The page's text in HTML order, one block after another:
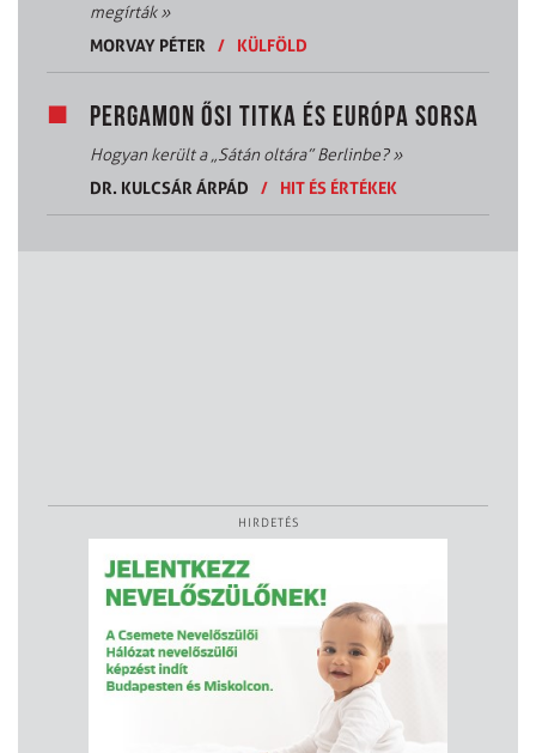
megírták»
MORVAY PÉTER
/ KÜLFÖLD
PERGAMON ŐSI TITKA ÉS EURÓPA SORSA
Hogyan került a „Sátán oltára” Berlinbe?»
DR. KULCSÁR ÁRPÁD
/ HIT ÉS ÉRTÉKEK
HIRDETÉS